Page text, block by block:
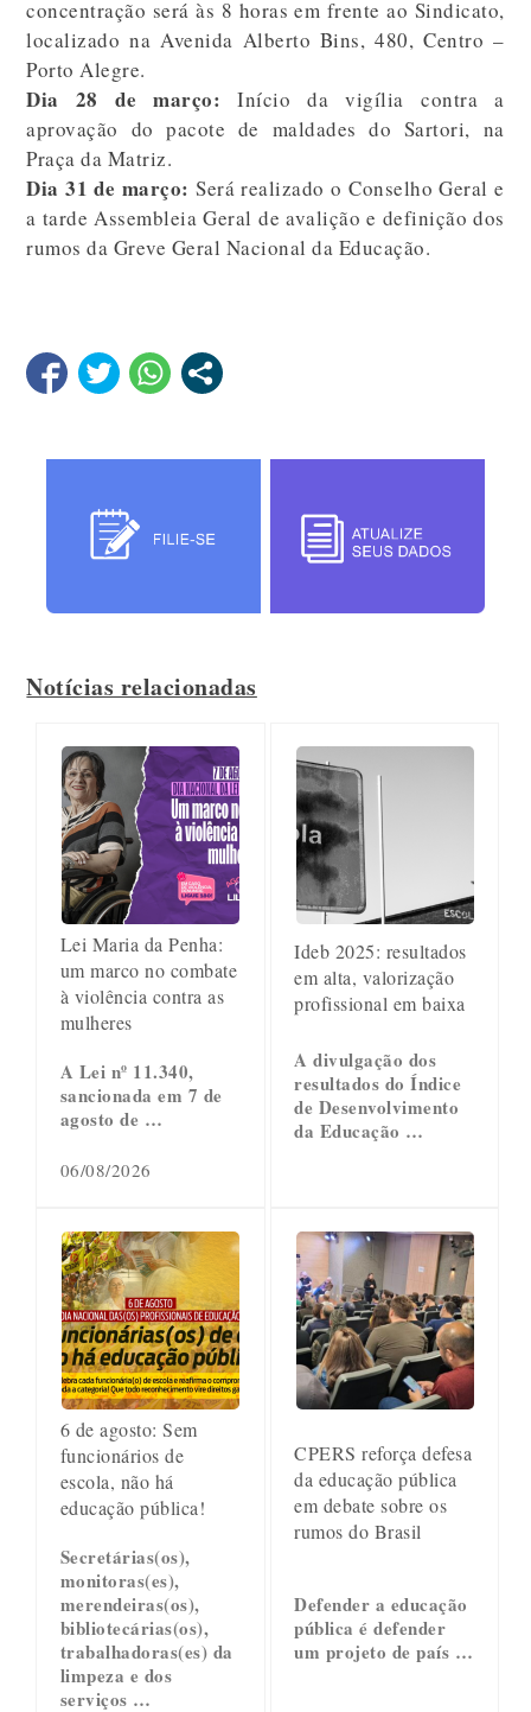
concentração será às 8 horas em frente ao Sindicato,
localizado na Avenida Alberto Bins, 480, Centro –
Porto Alegre.
Dia 28 de março: Início da vigília contra a
aprovação do pacote de maldades do Sartori, na
Praça da Matriz.
Dia 31 de março: Será realizado o Conselho Geral e
a tarde Assembleia Geral de avalição e definição dos
rumos da Greve Geral Nacional da Educação.
Notícias relacionadas
Lei Maria da Penha:
um marco no combate
à violência contra as
mulheres
A Lei nº 11.340,
sancionada em 7 de
agosto de …
06/08/2026
Ideb 2025: resultados
em alta, valorização
profissional em baixa
A divulgação dos
resultados do Índice
de Desenvolvimento
da Educação …
6 de agosto: Sem
funcionários de
escola, não há
educação pública!
Secretárias(os),
monitoras(es),
merendeiras(os),
bibliotecárias(os),
trabalhadoras(es) da
limpeza e dos
serviços …
CPERS reforça defesa
da educação pública
em debate sobre os
rumos do Brasil
Defender a educação
pública é defender
um projeto de país …